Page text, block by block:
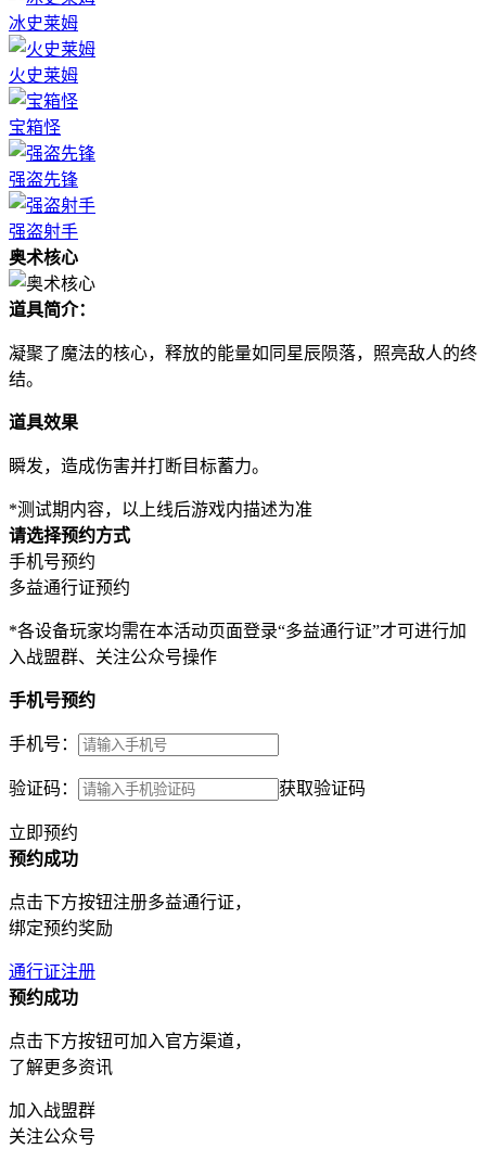
冰史莱姆
火史莱姆
宝箱怪
强盗先锋
强盗射手
奥术核心
道具简介：
凝聚了魔法的核心，释放的能量如同星辰陨落，照亮敌人的终
结。
道具效果
瞬发，造成伤害并打断目标蓄力。
*测试期内容，以上线后游戏内描述为准
请选择预约方式
手机号预约
多益通行证预约
*各设备玩家均需在本活动页面登录“多益通行证”才可进行加
入战盟群、关注公众号操作
手机号预约
手机号：
验证码： 获取验证码
立即预约
预约成功
点击下方按钮注册多益通行证，
绑定预约奖励
通行证注册
预约成功
点击下方按钮可加入官方渠道，
了解更多资讯
加入战盟群
关注公众号